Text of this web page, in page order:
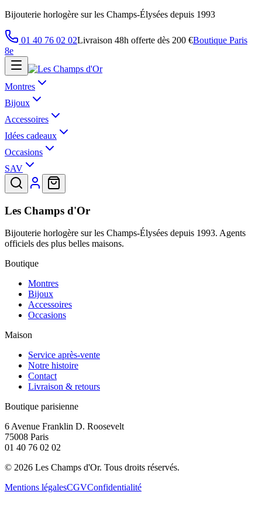
Bijouterie horlogère sur les Champs-Élysées depuis 1993
01 40 76 02 02Livraison 48h offerte dès 200 €Boutique Paris
8e
Montres
Bijoux
Accessoires
Idées cadeaux
Occasions
SAV
Les Champs d'Or
Bijouterie horlogère sur les Champs-Élysées depuis 1993. Agents
officiels des plus belles maisons.
Boutique
Montres
Bijoux
Accessoires
Occasions
Maison
Service après-vente
Notre histoire
Contact
Livraison & retours
Boutique parisienne
6 Avenue Franklin D. Roosevelt
75008 Paris
01 40 76 02 02
© 2026 Les Champs d'Or. Tous droits réservés.
Mentions légalesCGVConfidentialité